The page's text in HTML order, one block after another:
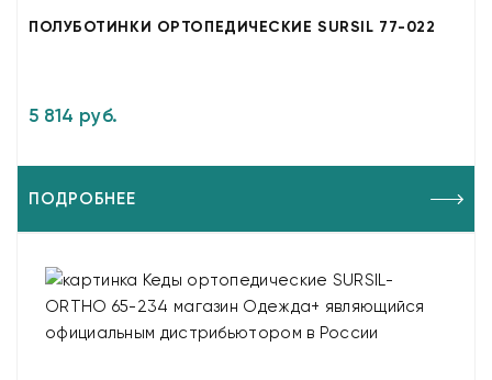
ПОЛУБОТИНКИ ОРТОПЕДИЧЕСКИЕ SURSIL 77-022
5 814 руб.
ПОДРОБНЕЕ